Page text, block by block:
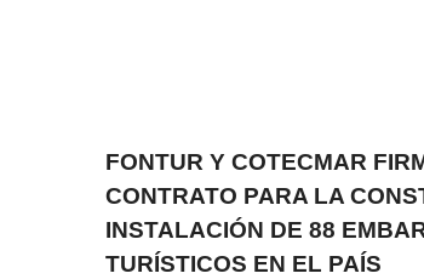
FONTUR Y COTECMAR
CONTRATO PARA LA
INSTALACIÓN DE 88
TURÍSTICOS EN EL PAÍS